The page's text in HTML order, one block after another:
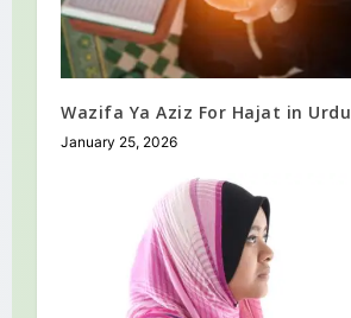
Wazifa Ya Aziz For Hajat in Urdu
January 25, 2026